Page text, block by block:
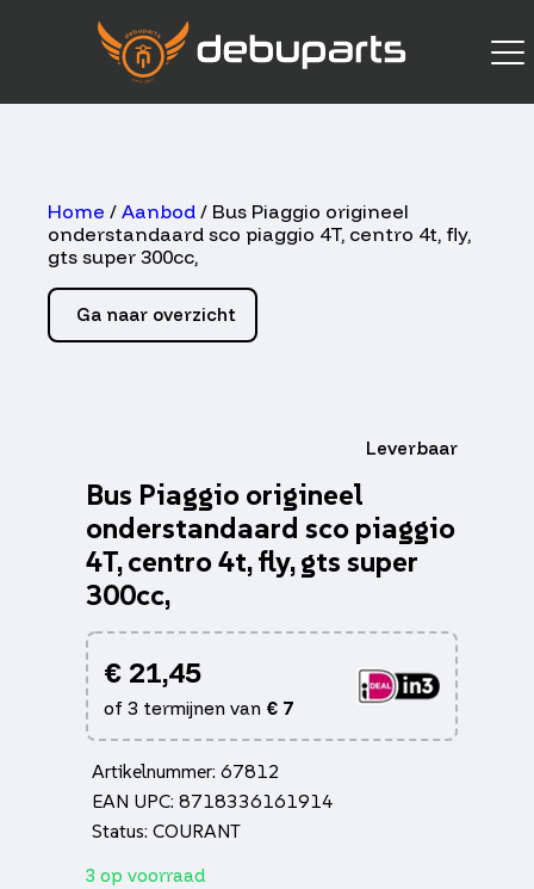
Home / Aanbod / Bus Piaggio origineel
onderstandaard sco piaggio 4T, centro 4t, fly,
gts super 300cc,
Ga naar overzicht
Leverbaar
Bus Piaggio origineel
onderstandaard sco piaggio
4T, centro 4t, fly, gts super
300cc,
€21,45
of 3 termijnen van €7
Artikelnummer: 67812
EAN UPC: 8718336161914
Status: COURANT
3 op voorraad